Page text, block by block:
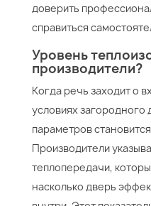
доверить
справиться
Уровень
производители?
Когда речь заходит о
условиях загородного
параметров
Производители
теплопередачи,
насколько дверь